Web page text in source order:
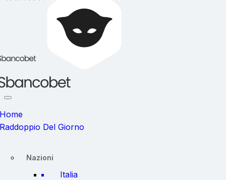
Home
Raddoppio Del Giorno
Nazioni
Italia